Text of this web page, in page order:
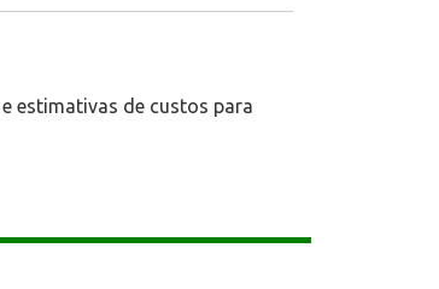
estimativas de custos para